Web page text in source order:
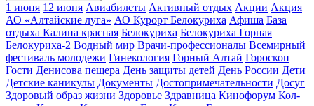
1 июня 12 июня Авиабилеты Активный отдых Акции Акция
АО «Алтайские луга» АО Курорт Белокуриха Афиша База
отдыха Калина красная Белокуриха Белокуриха Горная
Белокуриха-2 Водный мир Врачи-профессионалы Всемирный
фестиваль молодежи Гинекология Горный Алтай Гороскоп
Гости Денисова пещера День защиты детей День России Дети
Детские каникулы Документы Достопримечательности Досуг
Здоровый образ жизни Здоровье Здравница Кинофорум Кол-